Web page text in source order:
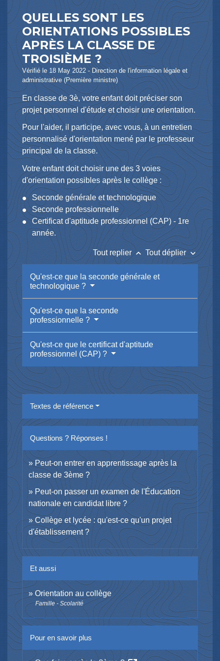
QUELLES SONT LES
ORIENTATIONS POSSIBLES
APRÈS LA CLASSE DE
TROISIÈME ?
Vérifié le 18 May 2022 - Direction de l'information légale et
administrative (Première ministre)
En classe de 3è, votre enfant doit préciser son
projet personnel d'étude et choisir une orientation.
Pour l'aider, il participe, avec vous, à un entretien
personnalisé d'orientation mené par le professeur
principal de la classe.
Votre enfant doit choisir une des 3 voies
d'orientation possibles après le collège :
Seconde générale et technologique
Seconde professionnelle
Certificat d'aptitude professionnel (CAP) - 1re
année.
Tout replier keyboard_arrow_up Tout déplierkeyboard_arrow_down
Qu'est-ce que la seconde générale et
technologique ?
Qu'est-ce que la seconde
professionnelle ?
Qu'est-ce que le certificat d'aptitude
professionnel (CAP) ?
Textes de référence
Questions ? Réponses !
Peut-on entrer en apprentissage après la
classe de 3ème ?
Peut-on passer un examen de l'Éducation
nationale en candidat libre ?
Collège et lycée : qu'est-ce qu'un projet
d'établissement ?
Et aussi
Orientation au collège
Famille - Scolarité
Pour en savoir plus